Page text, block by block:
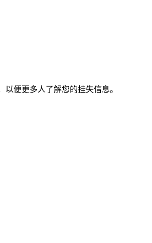
便更多人了解您的挂失信息。